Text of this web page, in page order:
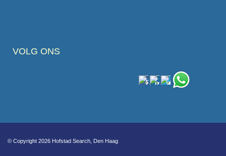
VOLG ONS
© Copyright 2026 Hofstad Search, Den Haag